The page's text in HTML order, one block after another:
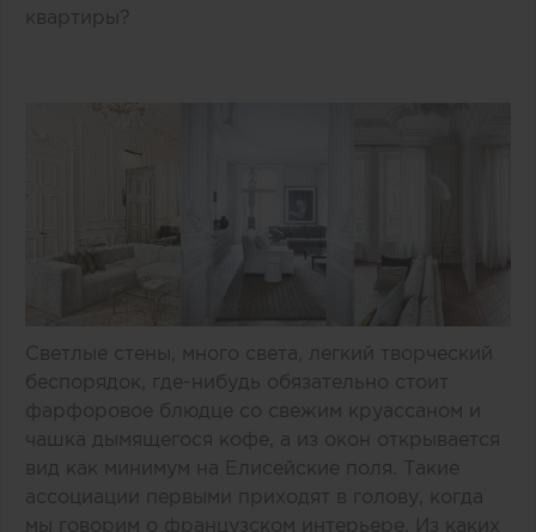
квартиры?
Светлые стены, много света, легкий творческий
беспорядок, где-нибудь обязательно стоит
фарфоровое блюдце со свежим круассаном и
чашка дымящегося кофе, а из окон открывается
вид как минимум на Елисейские поля. Такие
ассоциации первыми приходят в голову, когда
мы говорим о французском интерьере. Из каких